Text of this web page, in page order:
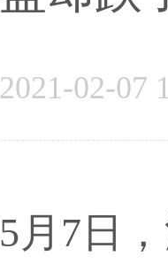
2021-02-07
5月7日